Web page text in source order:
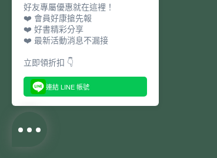
好友專屬優惠就在這裡！
❤️ 會員好康搶先報
❤️ 好書精彩分享
❤️ 最新活動消息不漏接
立即領折扣 👇
連結 LINE 帳號